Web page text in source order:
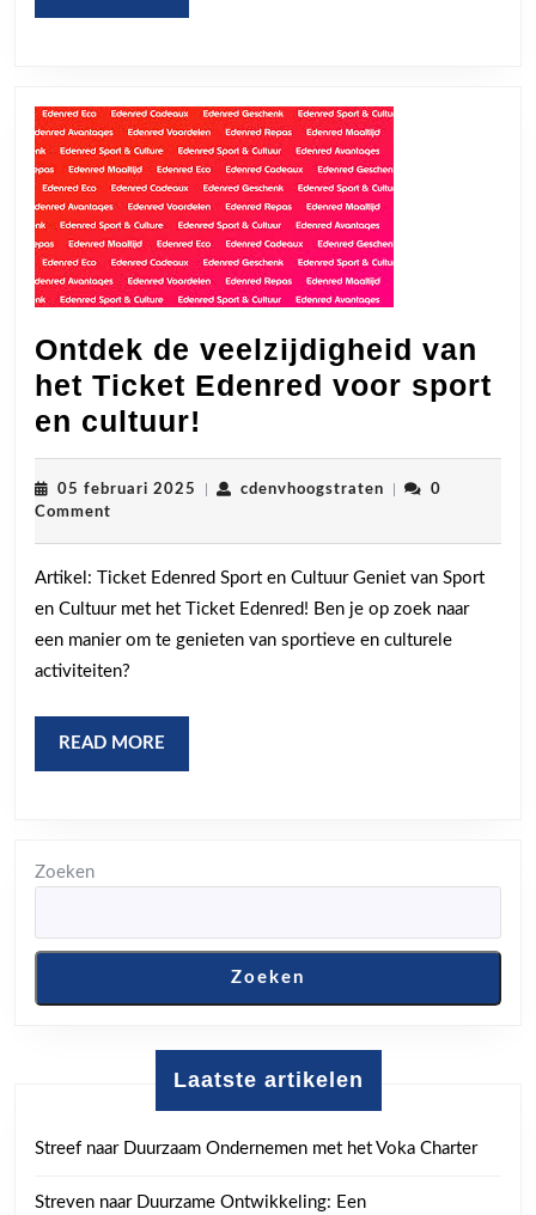
de
Formule
1
MORE
Ontdek de veelzijdigheid van
het Ticket Edenred voor sport
en cultuur!
de
veelzijdigheid
het
Ticket
Edenred
05 februari 2025 05
cdenvhoogstratencdenvhoogstraten
0
Comment
Artikel: Ticket Edenred Sport en Cultuur Geniet van Sport
en Cultuur met het Ticket Edenred! Ben je op zoek naar
een manier om te genieten van sportieve en culturele
activiteiten?
READ MORE
MORE
Zoeken
Zoeken
Laatste artikelen
Streef naar Duurzaam Ondernemen met het Voka Charter
Streven naar Duurzame Ontwikkeling: Een